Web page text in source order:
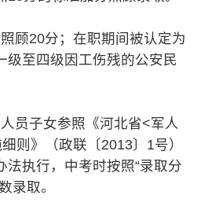
20分；在职期间被认定为
级至四级因工伤残的公安民
子女参照《河北省<军人
则》（政联〔2013〕1号）
法执行，中考时按照“录取分
录取。